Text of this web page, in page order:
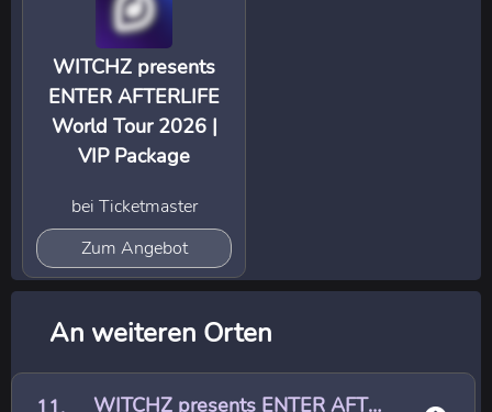
WITCHZ presents
ENTER AFTERLIFE
World Tour 2026 |
VIP Package
bei Ticketmaster
Zum Angebot
An weiteren Orten
WITCHZ presents ENTER AFTERLIFE World Tour 2026